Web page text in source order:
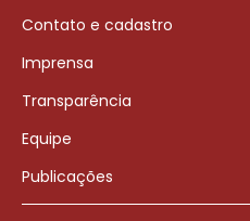
Contato e cadastro
Imprensa
Transparência
Equipe
Publicações